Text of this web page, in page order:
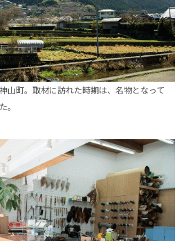
山町。取材に訪れた時期は、名物となって
。